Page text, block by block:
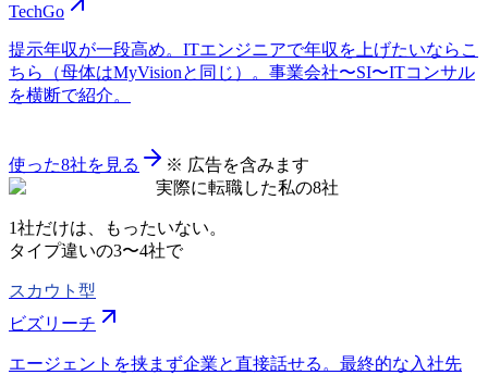
TechGo
提示年収が一段高め。ITエンジニアで年収を上げたいならこ
ちら（母体はMyVisionと同じ）。事業会社〜SI〜ITコンサル
を横断で紹介。
使った8社を見る
※ 広告を含みます
実際に転職した私の8社
1社だけは、もったいない。
タイプ違いの3〜4社で
スカウト型
ビズリーチ
エージェントを挟まず企業と直接話せる。最終的な入社先